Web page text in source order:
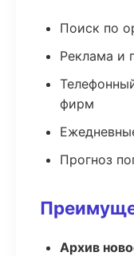
Поиск по
Реклама и
фирм
Прогноз
Архив